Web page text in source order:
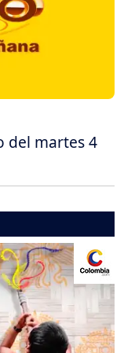
del martes 4